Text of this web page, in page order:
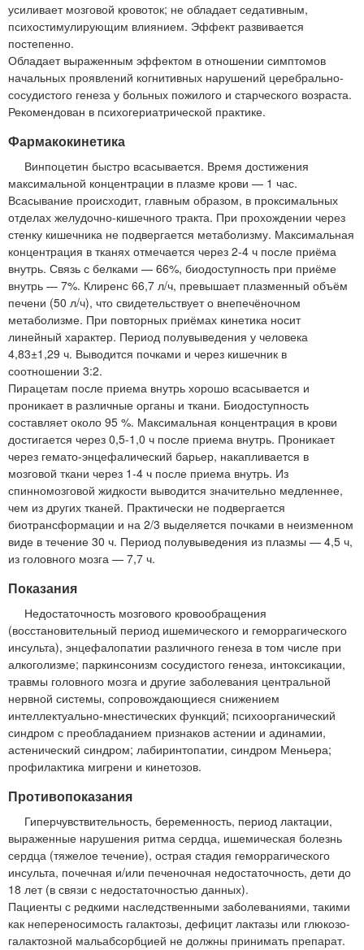
усиливает мозговой кровоток; не обладает седативным,
психостимулирующим влиянием. Эффект развивается
постепенно.
Обладает выраженным эффектом в отношении симптомов
начальных проявлений когнитивных нарушений церебрально-
сосудистого генеза у больных пожилого и старческого возраста.
Рекомендован в психогериатрической практике.
Фармакокинетика
Винпоцетин быстро всасывается. Время достижения
максимальной концентрации в плазме крови — 1 час.
Всасывание происходит, главным образом, в проксимальных
отделах желудочно-кишечного тракта. При прохождении через
стенку кишечника не подвергается метаболизму. Максимальная
концентрация в тканях отмечается через 2-4 ч после приёма
внутрь. Связь с белками — 66%, биодоступность при приёме
внутрь — 7%. Клиренс 66,7 л/ч, превышает плазменный объём
печени (50 л/ч), что свидетельствует о внепечёночном
метаболизме. При повторных приёмах кинетика носит
линейный характер. Период полувыведения у человека
4,83±1,29 ч. Выводится почками и через кишечник в
соотношении 3:2.
Пирацетам после приема внутрь хорошо всасывается и
проникает в различные органы и ткани. Биодоступность
составляет около 95 %. Максимальная концентрация в крови
достигается через 0,5-1,0 ч после приема внутрь. Проникает
через гемато-энцефалический барьер, накапливается в
мозговой ткани через 1-4 ч после приема внутрь. Из
спинномозговой жидкости выводится значительно медленнее,
чем из других тканей. Практически не подвергается
биотрансформации и на 2/3 выделяется почками в неизменном
виде в течение 30 ч. Период полувыведения из плазмы — 4,5 ч,
из головного мозга — 7,7 ч.
Показания
Недостаточность мозгового кровообращения
(восстановительный период ишемического и геморрагического
инсульта), энцефалопатии различного генеза в том числе при
алкоголизме; паркинсонизм сосудистого генеза, интоксикации,
травмы головного мозга и другие заболевания центральной
нервной системы, сопровождающиеся снижением
интеллектуально-мнестических функций; психоорганический
синдром с преобладанием признаков астении и адинамии,
астенический синдром; лабиринтопатии, синдром Меньера;
профилактика мигрени и кинетозов.
Противопоказания
Гиперчувствительность, беременность, период лактации,
выраженные нарушения ритма сердца, ишемическая болезнь
сердца (тяжелое течение), острая стадия геморрагического
инсульта, почечная и/или печеночная недостаточность, дети до
18 лет (в связи с недостаточностью данных).
Пациенты с редкими наследственными заболеваниями, такими
как непереносимость галактозы, дефицит лактазы или глюкозо-
галактозной мальабсорбцией не должны принимать препарат.